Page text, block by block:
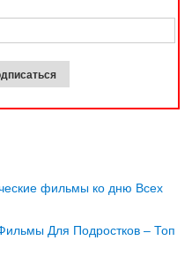
фильмы ко дню Всех
Для Подростков – Топ